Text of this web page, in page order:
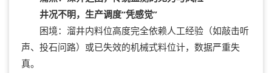
井况不明，生产调度“凭感觉”
困境：溜井内料位高度完全依赖人工经验（如敲击听
声、投石问路）或已失效的机械式料位计，数据严重失
真。